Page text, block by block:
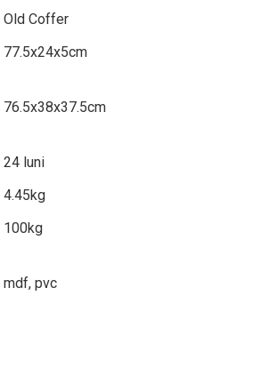
Old Coffer
77.5x24x5cm
76.5x38x37.5cm
24 luni
4.45kg
100kg
mdf, pvc